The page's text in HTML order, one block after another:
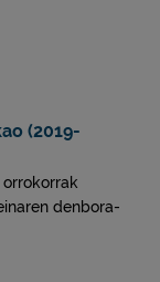
(2019-
denbora-